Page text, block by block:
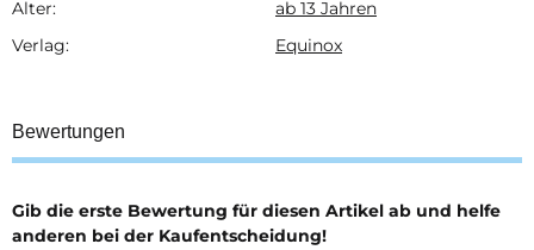
Alter:
ab 13 Jahren
Verlag:
Equinox
Bewertungen
Gib die erste Bewertung für diesen Artikel ab und helfe
anderen bei der Kaufentscheidung!